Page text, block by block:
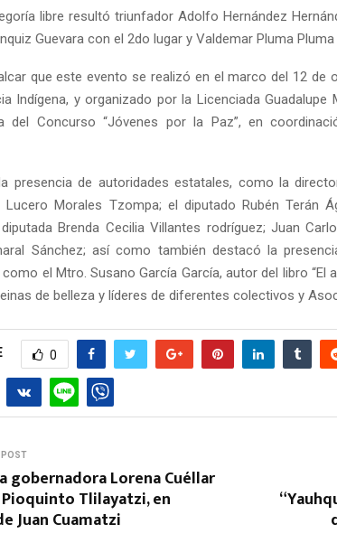
libre resultó triunfador Adolfo Hernández
Guevara con el 2do lugar y Valdemar Pluma Pluma
que este evento se realizó en el marco del 12 de
Indígena, y organizado por la Licenciada Guadalupe
del Concurso “Jóvenes por la Paz”, en
presencia de autoridades estatales, como la
Lucero Morales Tzompa; el diputado Rubén Terán
Brenda Cecilia Villantes rodríguez; Juan
Sánchez; así como también destacó la
el Mtro. Susano García García, autor del libro “El
de belleza y líderes de diferentes colectivos y
0
POST
gobernadora Lorena Cuéllar
Tlilayatzi, en
Juan Cuamatzi